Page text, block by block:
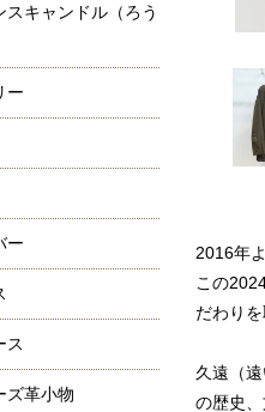
2016年
この
だわり
久遠（
の歴史
スキャンドル（ろう
ー
ー
ス
ズ革小物